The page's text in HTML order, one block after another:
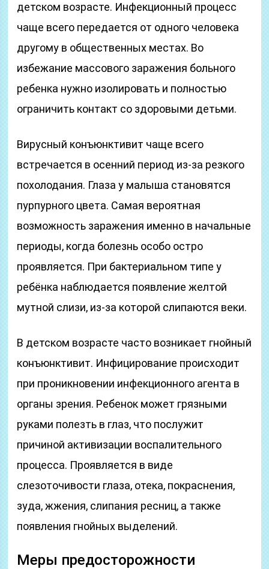
детском возрасте. Инфекционный процесс
чаще всего передается от одного человека
другому в общественных местах. Во
избежание массового заражения больного
ребенка нужно изолировать и полностью
ограничить контакт со здоровыми детьми.
Вирусный конъюнктивит чаще всего
встречается в осенний период из-за резкого
похолодания. Глаза у малыша становятся
пурпурного цвета. Самая вероятная
возможность заражения именно в начальные
периоды, когда болезнь особо остро
проявляется. При бактериальном типе у
ребёнка наблюдается появление желтой
мутной слизи, из-за которой слипаются веки.
В детском возрасте часто возникает гнойный
конъюнктивит. Инфицирование происходит
при проникновении инфекционного агента в
органы зрения. Ребенок может грязными
руками полезть в глаз, что послужит
причиной активизации воспалительного
процесса. Проявляется в виде
слезоточивости глаза, отека, покраснения,
зуда, жжения, слипания ресниц, а также
появления гнойных выделений.
Меры предосторожности